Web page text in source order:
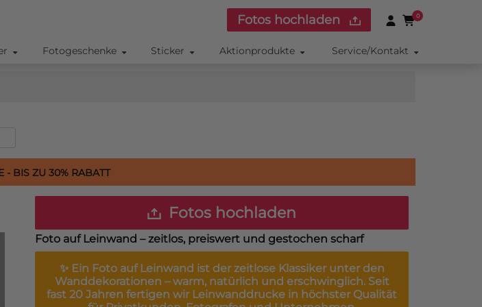
Fotos hochladen 0
Fotogeschenke Sticker Aktionprodukte Service/Kontakt
- BIS ZU 30% RABATT
Fotos hochladen
Foto auf Leinwand – zeitlos, preiswert und gestochen scharf
✨ Ein Foto auf Leinwand ist der zeitlose Klassiker unter den
Wanddekorationen – warm, natürlich und erschwinglich. Seit
fast 20 Jahren fertigen wir Leinwanddrucke in höchster Qualität